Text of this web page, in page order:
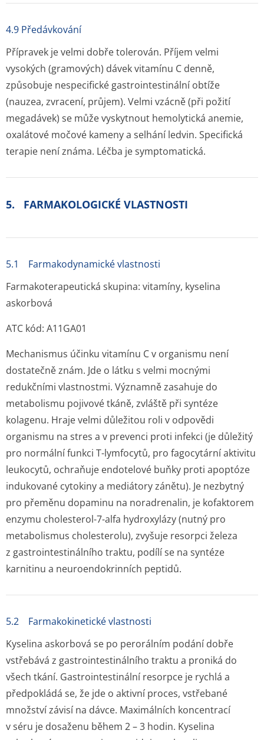
4.9 Předávkování
Přípravek je velmi dobře tolerován. Příjem velmi
vysokých (gramových) dávek vitamínu C denně,
způsobuje nespecifické gastrointestinální obtíže
(nauzea, zvracení, průjem). Velmi vzácně (při požití
megadávek) se může vyskytnout hemolytická anemie,
oxalátové močové kameny a selhání ledvin. Specifická
terapie není známa. Léčba je symptomatická.
5. FARMAKOLOGICKÉ VLASTNOSTI
5.1 Farmakodynamické vlastnosti
Farmakoterapeutická skupina: vitamíny, kyselina
askorbová
ATC kód: A11GA01
Mechanismus účinku vitamínu C v organismu není
dostatečně znám. Jde o látku s velmi mocnými
redukčními vlastnostmi. Významně zasahuje do
metabolismu pojivové tkáně, zvláště při syntéze
kolagenu. Hraje velmi důležitou roli v odpovědi
organismu na stres a v prevenci proti infekci (je důležitý
pro normální funkci T-lymfocytů, pro fagocytární aktivitu
leukocytů, ochraňuje endotelové buňky proti apoptóze
indukované cytokiny a mediátory zánětu). Je nezbytný
pro přeměnu dopaminu na noradrenalin, je kofaktorem
enzymu cholesterol-7-alfa hydroxylázy (nutný pro
metabolismus cholesterolu), zvyšuje resorpci železa
z gastrointes­tinálního traktu, podílí se na syntéze
karnitinu a neuroendokrinních peptidů.
5.2 Farmakokinetické vlastnosti
Kyselina askorbová se po perorálním podání dobře
vstřebává z gastrointes­tinálního traktu a proniká do
všech tkání. Gastrointestinální resorpce je rychlá a
předpokládá se, že jde o aktivní proces, vstřebané
množství závisí na dávce. Maximálních koncentrací
v séru je dosaženu během 2 – 3 hodin. Kyselina